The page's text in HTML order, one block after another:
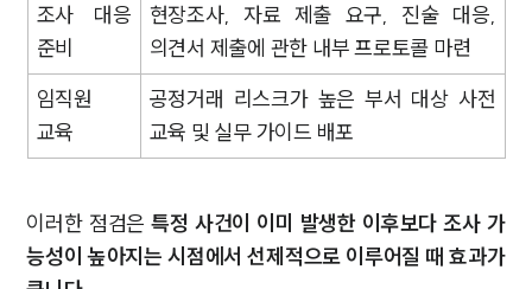
조사 대응
준비
현장조사, 자료 제출 요구, 진술 대응,
의견서 제출에 관한 내부 프로토콜 마련
임직원
교육
공정거래 리스크가 높은 부서 대상 사전
교육 및 실무 가이드 배포
이러한 점검은특정 사건이 이미 발생한 이후보다 조사 가
능성이 높아지는 시점에서 선제적으로 이루어질 때 효과가